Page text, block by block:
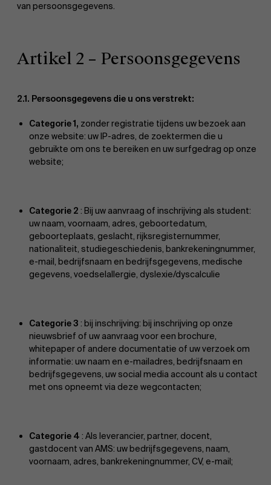
van persoonsgegevens.
Artikel 2 – Persoonsgegevens
2.1. Persoonsgegevens die u ons verstrekt:
Categorie 1, zonder registratie tijdens uw bezoek aan
onze website: uw IP-adres, de zoektermen die u
gebruikte om ons te bereiken en uw surfgedrag op onze
website;
Categorie 2 : Bij uw aanvraag of inschrijving als student:
uw naam, voornaam, adres, geboortedatum,
geboorteplaats, geslacht, rijksregisternummer,
nationaliteit, studiegeschiedenis, bankrekeningnummer,
e-mail, bedrijfsnaam en bedrijfsgegevens, medische
gegevens, voedselallergie, dyslexie/dyscalculie
Categorie 3 : bij inschrijving: bij inschrijving op onze
nieuwsbrief of uw aanvraag voor een brochure,
whitepaper of andere documentatie of uw verzoek om
informatie: uw naam en e-mailadres, bedrijfsnaam en
bedrijfsgegevens, uw social media account als u contact
met ons opneemt via deze wegcontacten;
Categorie 4 : Als leverancier, partner, docent,
gastdocent van AMS: uw bedrijfsgegevens, naam,
voornaam, adres, bankrekeningnummer, CV, e-mail;